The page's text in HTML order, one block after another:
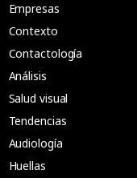
Empresas
Contexto
Contactología
Análisis
Salud visual
Tendencias
Audiología
Huellas